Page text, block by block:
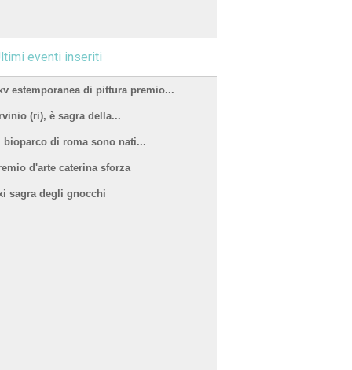
eventi inseriti
estemporanea di pittura premio...
(ri), è sagra della...
bioparco di roma sono nati...
d'arte caterina sforza
sagra degli gnocchi